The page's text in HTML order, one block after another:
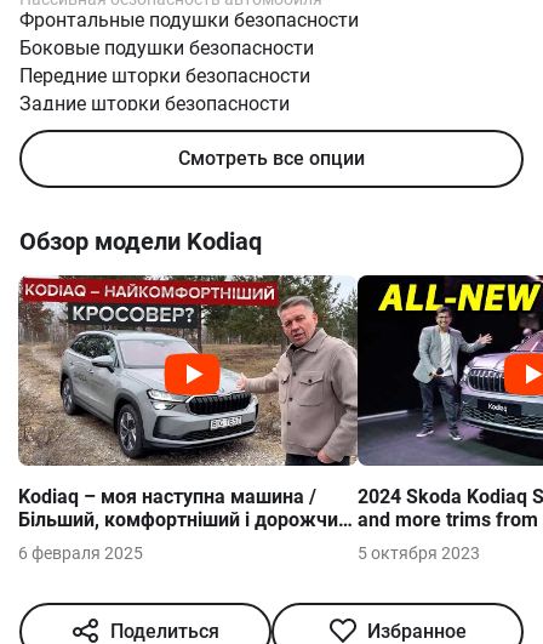
Фронтальные подушки безопасности
Боковые подушки безопасности
Передние шторки безопасности
Задние шторки безопасности
Isofix
Трехточечные ремни безопасности
Смотреть все опции
Обзор модели Kodiaq
Kodiaq – моя наступна машина /
Більший, комфортніший і дорожчий
кросовер Skoda
6 февраля 2025
2024 Skoda Kodiaq
and more trims from
premiere!
5 октября 2023
Поделиться Избранное